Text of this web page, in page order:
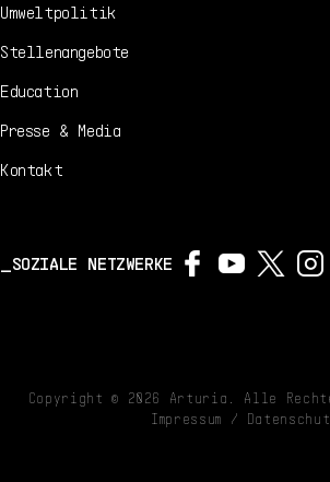
Umweltpolitik
Stellenangebote
Education
Presse & Media
Kontakt
SOZIALE NETZWERKE
Copyright © 2026
Arturia. Alle
Impressum /